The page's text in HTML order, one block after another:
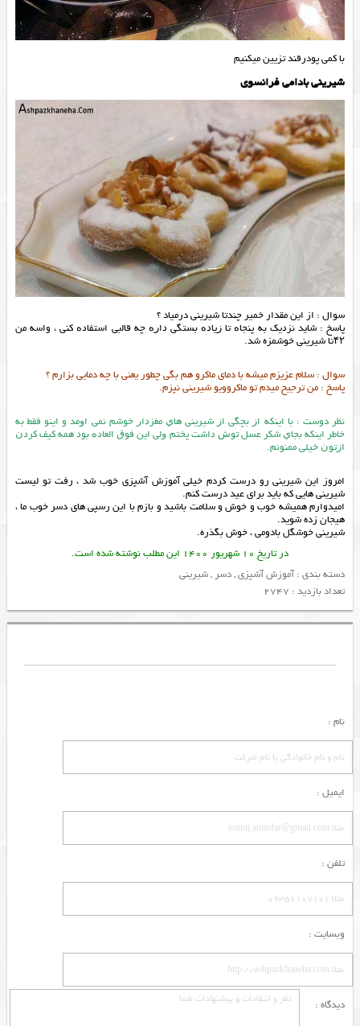
با کمی پودرقند تزیین میکنیم
شیرینی بادامی فرانسوی
سوال : از این مقدار خمیر چندتا شیرینی درمیاد ؟
پاسخ : ﺷﺎﻳﺪ ﻧﺰﺩﻳﻚ ﺑﻪ ﭘﻨﺠﺎﻩ ﺗﺎ ﺯﻳﺎﺩﻩ بستگی ﺩاﺭﻩ ﭼﻪ ﻗﺎﻟﺒﻲ اﺳﺘﻔﺎﺩﻩ ﻛﻨﻲ ، واسه من
۴۲تا شیرینی خوشمزه شد.
سوال : سلام عزیزم میشه با دمای ماکرو هم بگی چطور یعنی با چه دمایی بزارم ؟
پاسخ : من ترجیح میدم تو ماکروویو شیرینی نپزم.
نظر دوست : ﺑﺎ اﻳﻨﻜﻪ اﺯ ﺑﭽﮕﻲ اﺯ ﺷﻴﺮﻳﻨﻲ ﻫﺎﻱ ﻣﻐﺰﺩاﺭ ﺧﻮﺷﻢ ﻧﻤﻲ اﻭﻣﺪ و اﻳﻨﻮ ﻓﻘﻄ به
خاطر اﻳﻨﻜﻪ ﺑﺠﺎﻱ ﺷﻜﺮ ﻋﺴﻞ ﺗﻮﺵ ﺩاﺷﺖ ﭘﺨﺘﻢ ﻭﻟﻲ اﻳﻦ ﻓﻮﻕ اﻟﻌﺎﺩﻩ ﺑﻮﺩ ﻫﻤﻪ ﻛﻴﻒ ﻛﺮﺩﻥ
اﺯﺗﻮﻥ ﺧﻴﻠﻲ ﻣﻤﻨﻮﻧﻢ.
امروز این شیرینی رو درست کردم خیلیآموزش آشپزی خوب شد ، رفت تو لیست
شیرینی هایی که باید برای عید درست کنم.
امیدوارم همیشه خوب و خوش و سلامت باشید و بازم با این رسپی های دسر خوب ما ،
هیجان زده شوید.
شیرینی خوشگل بادومی ، خوش بگذره.
در تاریخ 10 شهریور 1400 این مطلب نوشته شده است.
دسته بندی :آموزش آشپزی,دسر ,شیرینی
تعداد بازدید : 2747
نام :
ایمیل :
تلفن :
وبسایت :
دیدگاه :